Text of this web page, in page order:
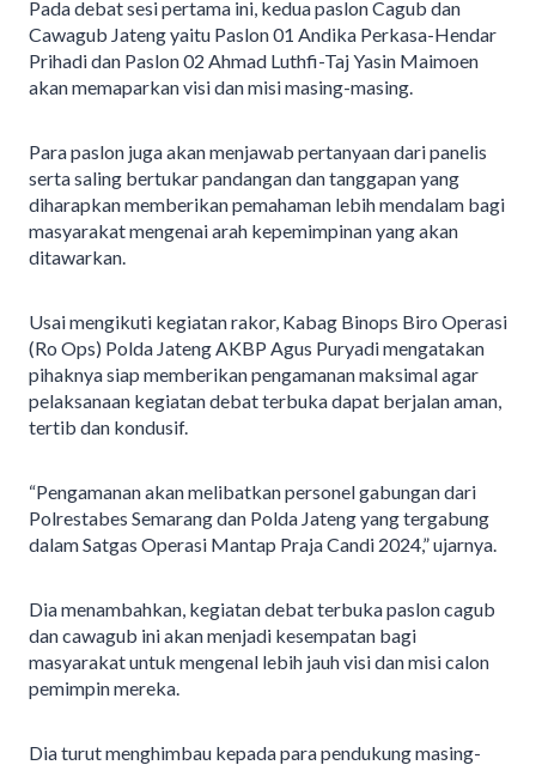
Pada debat sesi pertama ini, kedua paslon Cagub dan
Cawagub Jateng yaitu Paslon 01 Andika Perkasa-Hendar
Prihadi dan Paslon 02 Ahmad Luthfi-Taj Yasin Maimoen
akan memaparkan visi dan misi masing-masing.
Para paslon juga akan menjawab pertanyaan dari panelis
serta saling bertukar pandangan dan tanggapan yang
diharapkan memberikan pemahaman lebih mendalam bagi
masyarakat mengenai arah kepemimpinan yang akan
ditawarkan.
Usai mengikuti kegiatan rakor, Kabag Binops Biro Operasi
(Ro Ops) Polda Jateng AKBP Agus Puryadi mengatakan
pihaknya siap memberikan pengamanan maksimal agar
pelaksanaan kegiatan debat terbuka dapat berjalan aman,
tertib dan kondusif.
“Pengamanan akan melibatkan personel gabungan dari
Polrestabes Semarang dan Polda Jateng yang tergabung
dalam Satgas Operasi Mantap Praja Candi 2024,” ujarnya.
Dia menambahkan, kegiatan debat terbuka paslon cagub
dan cawagub ini akan menjadi kesempatan bagi
masyarakat untuk mengenal lebih jauh visi dan misi calon
pemimpin mereka.
Dia turut menghimbau kepada para pendukung masing-